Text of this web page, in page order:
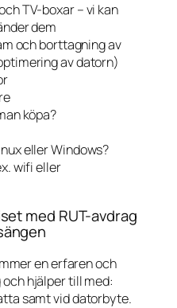
TV-boxar – vi kan
dem
och borttagning av
av datorn)
köpa?
eller Windows?
wifi eller
med RUT-avdrag
en erfaren och
hjälper till med:
samt vid datorbyte.